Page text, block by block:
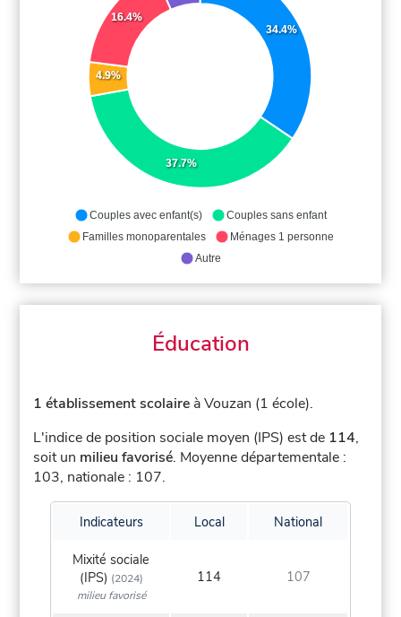
34.4%
37.7%
4.9%
16.4%
Couples avec enfant(s)
Couples sans enfant
Familles monoparentales
Ménages 1 personne
Autre
Éducation
1 établissement scolaire à Vouzan (1 école).
L'indice de position sociale moyen (IPS) est de 114,
soit un milieu favorisé. Moyenne départementale :
103, nationale : 107.
Indicateurs Local National
Mixité sociale
(IPS) (2024)
milieu favorisé
114 107